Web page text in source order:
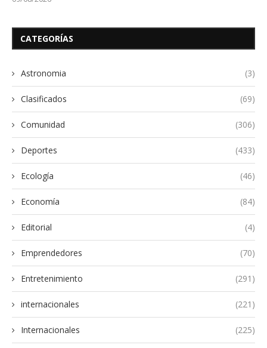
CATEGORÍAS
Astronomia (3)
Clasificados (69)
Comunidad (306)
Deportes (433)
Ecología (46)
Economía (84)
Editorial (4)
Emprendedores (70)
Entretenimiento (291)
internacionales (221)
Internacionales (225)